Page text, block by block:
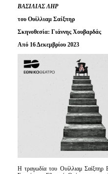
Πληροφορίες
Είσοδος
ΒΑΣΙΛΙΑΣ ΛΗΡ
του Ουίλλιαμ Σαίξπηρ
Σκηνοθεσία: Γιάννης Χουβαρδάς
Από 16 Δεκεμβρίου 2023
Η τραγωδία του Ουίλλιαμ Σαίξπηρ